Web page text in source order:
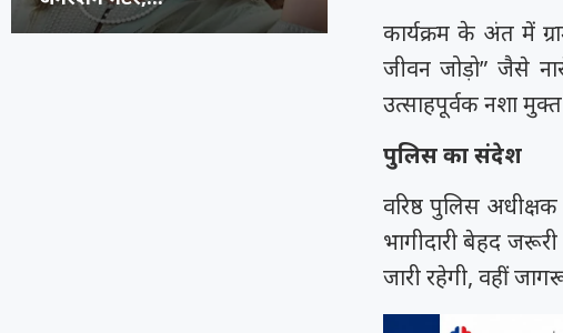
कार्यक्रम के अंत में
जीवन जोड़ो” जैसे
उत्साहपूर्वक नशा
पुलिस का संदेश
वरिष्ठ पुलिस
भागीदारी बेहद
जारी रहेगी, वहीं